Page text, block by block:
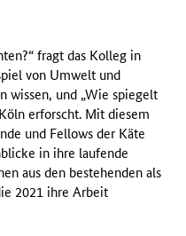
fragt das Kolleg in
von Umwelt und
wissen, und „Wie spiegelt
erforscht. Mit diesem
und Fellows der Käte
in ihre laufende
aus den bestehenden als
2021 ihre Arbeit